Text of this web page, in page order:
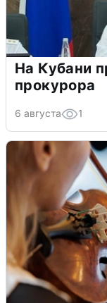
На Кубани
прокурора
6 августа 1